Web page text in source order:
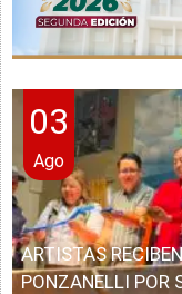
03
Ago
ARTISTAS
PONZANELLI POR